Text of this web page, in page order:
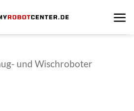
und Wischroboter